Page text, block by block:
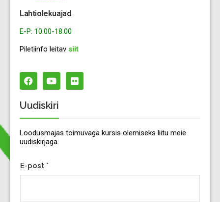
Lahtiolekuajad
E-P: 10.00-18.00
Piletiinfo leitav siit
Uudiskiri
Loodusmajas toimuvaga kursis olemiseks liitu meie
uudiskirjaga.
E-post *